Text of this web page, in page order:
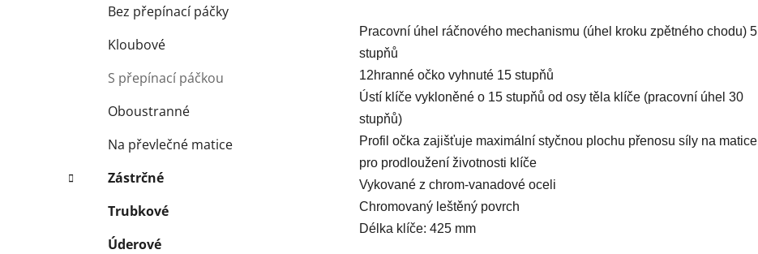
Bez přepínací páčky
Kloubové
S přepínací páčkou
Oboustranné
Na převlečné matice
Zástrčné
Trubkové
Úderové
Pracovní úhel ráčnového mechanismu (úhel kroku zpětného chodu) 5
stupňů
12hranné očko vyhnuté 15 stupňů
Ústí klíče vykloněné o 15 stupňů od osy těla klíče (pracovní úhel 30
stupňů)
Profil očka zajišťuje maximální styčnou plochu přenosu síly na matice
pro prodloužení životnosti klíče
Vykované z chrom-vanadové oceli
Chromovaný leštěný povrch
Délka klíče: 425 mm